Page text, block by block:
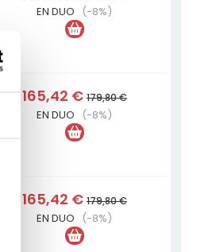
EN DUO (-8%)
165,42 € 179,80 €
EN DUO (-8%)
165,42 € 179,80 €
EN DUO (-8%)